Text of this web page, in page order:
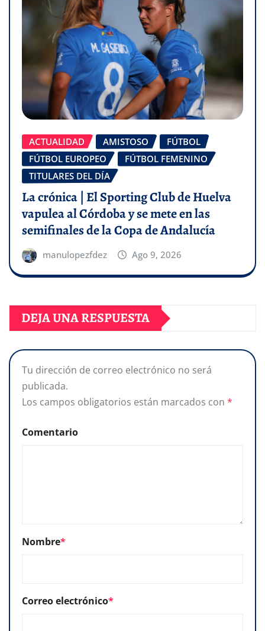
ACTUALIDAD AMISTOSO
FÚTBOL
FÚTBOL EUROPEO
FÚTBOL FEMENINO
TITULARES DEL DÍA
La crónica | El Sporting Club de Huelva
vapulea al Córdoba y se mete en las
semifinales de la Copa de Andalucía
manulopezfdez Ago 9, 2026
DEJA UNA RESPUESTA
Tu dirección de correo electrónico no será
publicada.
Los campos obligatorios están marcados con *
Comentario
Nombre*
Correo electrónico*